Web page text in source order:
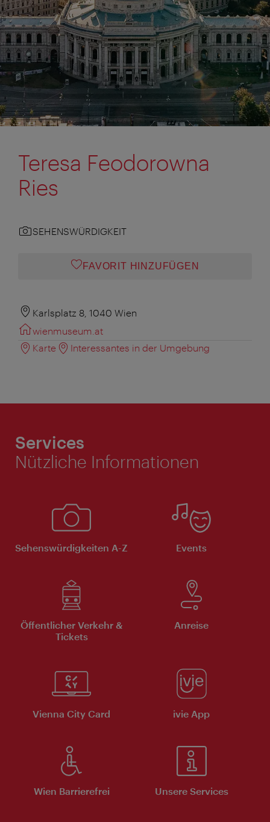
Teresa Feodorowna
Ries
SEHENSWÜRDIGKEIT
FAVORIT HINZUFÜGEN
Karlsplatz 8, 1040 Wien
wienmuseum.at
Karte
Interessantes in der Umgebung
Services
Nützliche Informationen
Sehenswürdigkeiten A-Z Events
Öffentlicher Verkehr &
Tickets
Anreise
Vienna City Card ivie App
Wien Barrierefrei Unsere Services